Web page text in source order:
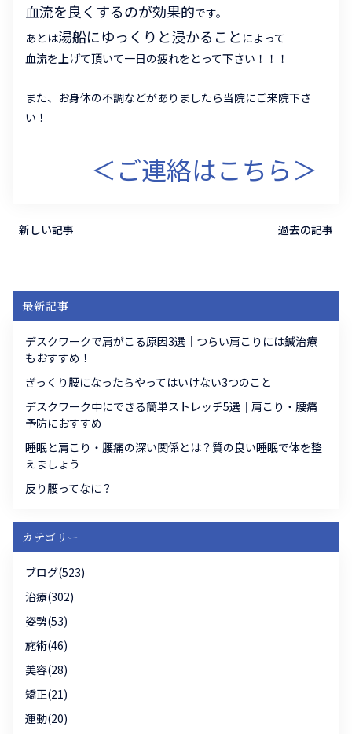
血流を良くするのが効果的です。
あとは湯船にゆっくりと浸かること によって
血流を上げて頂いて一日の疲れをとって下さい！！！
また、お身体の不調などがありましたら当院にご来院下さ
い！
＜ご連絡はこちら＞
新しい記事 過去の記事
最新記事
デスクワークで肩がこる原因3選｜つらい肩こりには鍼治療
もおすすめ！
ぎっくり腰になったらやってはいけない3つのこと
デスクワーク中にできる簡単ストレッチ5選｜肩こり・腰痛
予防におすすめ
睡眠と肩こり・腰痛の深い関係とは？質の良い睡眠で体を整
えましょう
反り腰ってなに？
カテゴリー
ブログ(523)
治療(302)
姿勢(53)
施術(46)
美容(28)
矯正(21)
運動(20)